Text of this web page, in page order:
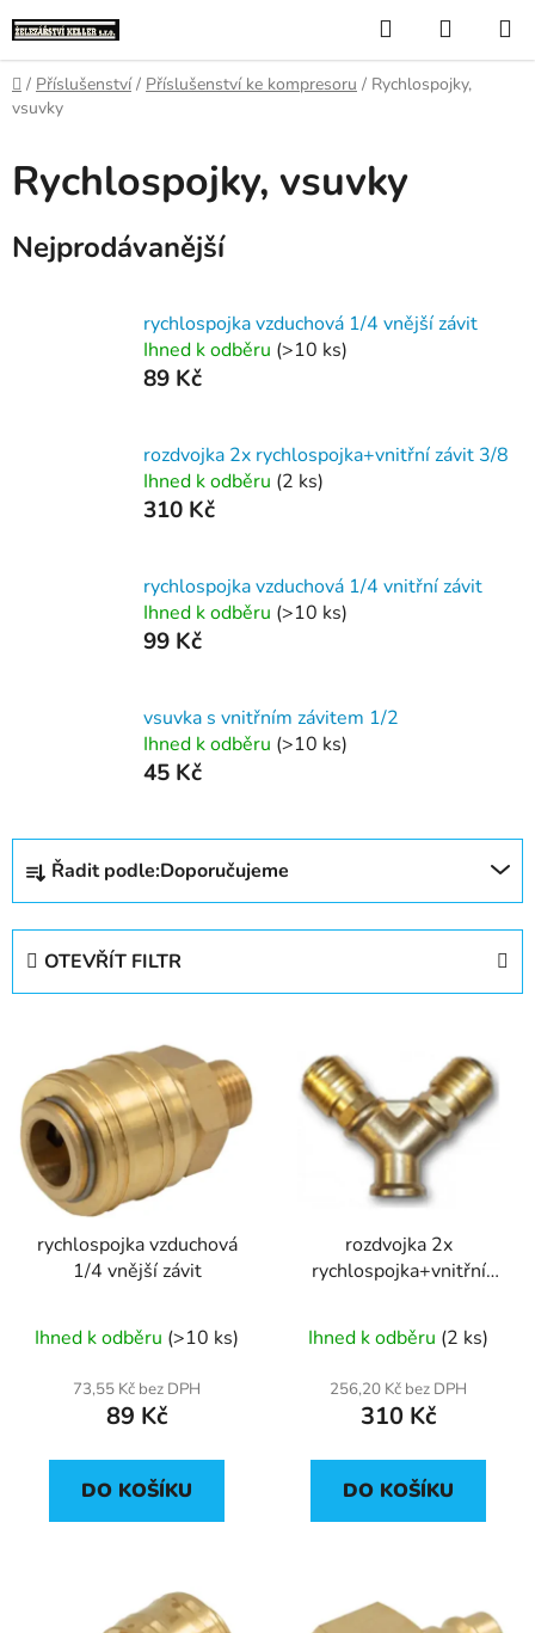
na
obsah
Hledat
KOŠÍK
Domů
/ Příslušenství / Příslušenství ke kompresoru / Rychlospojky,
vsuvky
Rychlospojky, vsuvky
Nejprodávanější
rychlospojka vzduchová 1/4 vnější závit
Ihned k odběru (>10 ks)
89 Kč
rozdvojka 2x rychlospojka+vnitřní závit 3/8
Ihned k odběru (2 ks)
310 Kč
rychlospojka vzduchová 1/4 vnitřní závit
Ihned k odběru (>10 ks)
99 Kč
vsuvka s vnitřním závitem 1/2
Ihned k odběru (>10 ks)
45 Kč
Ř
z
o
d
u
Řadit podle:Doporučujeme
OTEVŘÍT FILTR
p
s
rychlospojka vzduchová
1/4 vnější závit
Ihned k odběru (>10 ks)
73,55 Kč bez DPH
89 Kč
DO KOŠÍKU
rozdvojka 2x
rychlospojka+vnitřní
Ihned k odběru (2 ks)
256,20 Kč bez DPH
310 Kč
DO KOŠÍKU